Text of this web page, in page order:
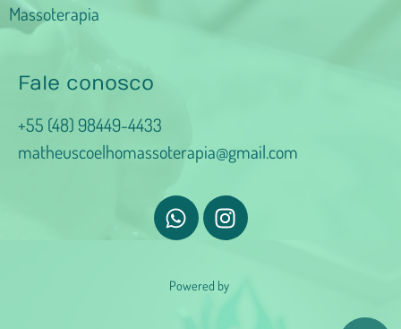
Massoterapia
Fale conosco
+55 (48) 98449-4433
matheuscoelhomassoterapia@gmail.com
Powered by